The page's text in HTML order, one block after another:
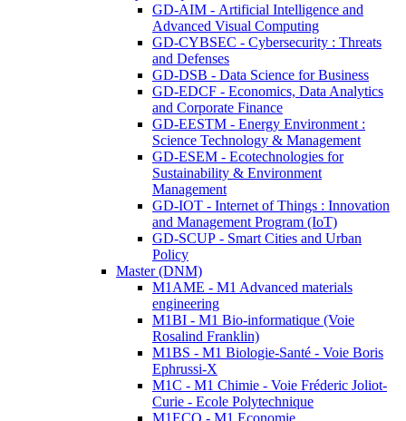
GD-AIM - Artificial Intelligence and
Advanced Visual Computing
GD-CYBSEC - Cybersecurity : Threats
and Defenses
GD-DSB - Data Science for Business
GD-EDCF - Economics, Data Analytics
and Corporate Finance
GD-EESTM - Energy Environment :
Science Technology & Management
GD-ESEM - Ecotechnologies for
Sustainability & Environment
Management
GD-IOT - Internet of Things : Innovation
and Management Program (IoT)
GD-SCUP - Smart Cities and Urban
Policy
Master (DNM)
M1AME - M1 Advanced materials
engineering
M1BI - M1 Bio-informatique (Voie
Rosalind Franklin)
M1BS - M1 Biologie-Santé - Voie Boris
Ephrussi-X
M1C - M1 Chimie - Voie Fréderic Joliot-
Curie - Ecole Polytechnique
M1ECO - M1 Economie